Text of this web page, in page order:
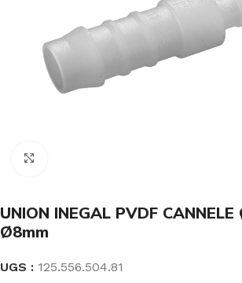
UNION INEGAL PVDF
Ø8mm
UGS : 125.556.504.81